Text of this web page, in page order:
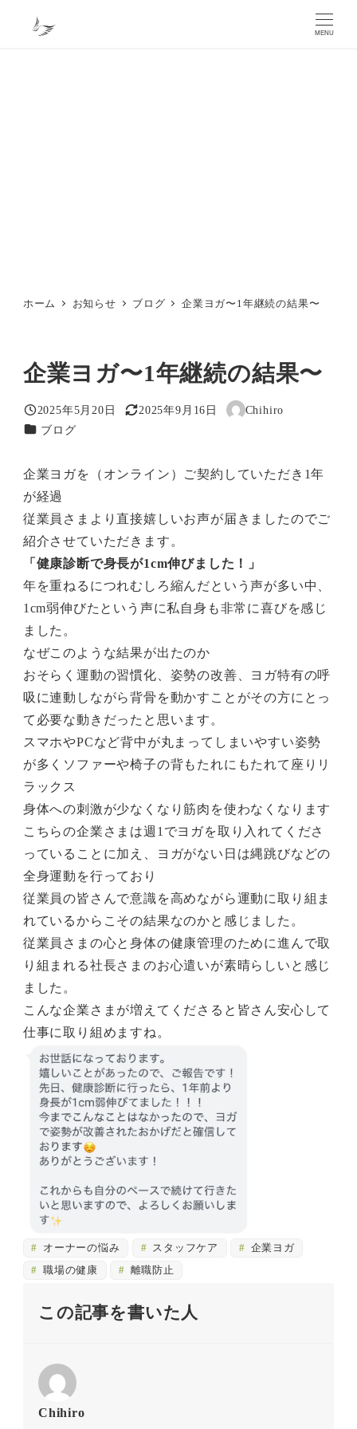
MENU
ホーム お知らせ ブログ 企業ヨガ〜1年継続の結果〜
企業ヨガ〜1年継続の結果〜
投稿日
2025年5月20日
更新日
2025年9月16日
著
Chihiro
カテゴリー
ブログ
企業ヨガを（オンライン）ご契約していただき1年
が経過
従業員さまより直接嬉しいお声が届きましたのでご
紹介させていただきます。
「健康診断で身長が1cm伸びました！」
年を重ねるにつれむしろ縮んだという声が多い中、
1cm弱伸びたという声に私自身も非常に喜びを感じ
ました。
なぜこのような結果が出たのか
おそらく運動の習慣化、姿勢の改善、ヨガ特有の呼
吸に連動しながら背骨を動かすことがその方にとっ
て必要な動きだったと思います。
スマホやPCなど背中が丸まってしまいやすい姿勢
が多くソファーや椅子の背もたれにもたれて座りリ
ラックス
身体への刺激が少なくなり筋肉を使わなくなります
こちらの企業さまは週1でヨガを取り入れてくださ
っていることに加え、ヨガがない日は縄跳びなどの
全身運動を行っており
従業員の皆さんで意識を高めながら運動に取り組ま
れているからこその結果なのかと感じました。
従業員さまの心と身体の健康管理のために進んで取
り組まれる社長さまのお心遣いが素晴らしいと感じ
ました。
こんな企業さまが増えてくださると皆さん安心して
仕事に取り組めますね。
オーナーの悩み スタッフケア
企業ヨガ
職場の健康
離職防止
この記事を書いた人
Chihiro